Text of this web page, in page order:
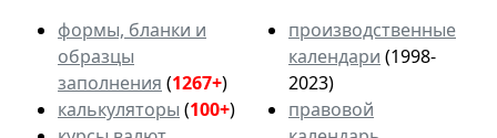
формы, бланки и
образцы
заполнения (1267+)
калькуляторы (100+)
производственные
календари (1998-
2023)
правовой